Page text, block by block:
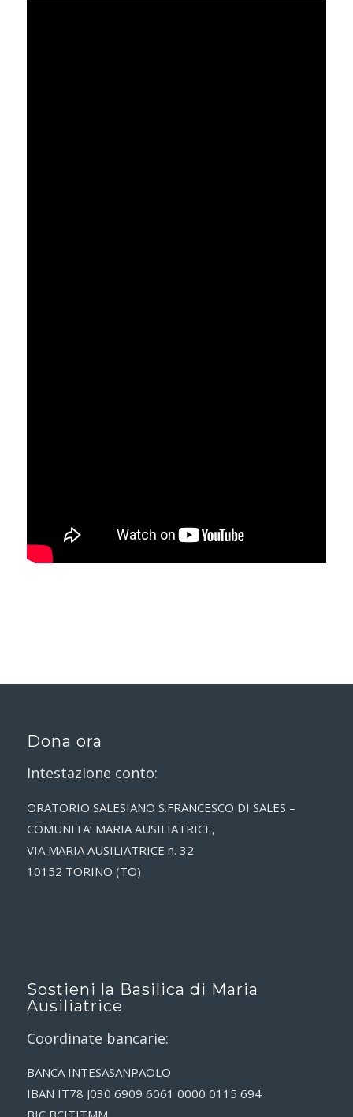
Dona ora
Intestazione conto:
ORATORIO SALESIANO S.FRANCESCO DI SALES –
COMUNITA’ MARIA AUSILIATRICE,
VIA MARIA AUSILIATRICE n. 32
10152 TORINO (TO)
Sostieni la Basilica di Maria
Ausiliatrice
Coordinate bancarie:
BANCA INTESASANPAOLO
IBAN IT78 J030 6909 6061 0000 0115 694